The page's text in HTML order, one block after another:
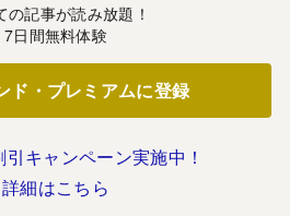
の記事が読み放題！
7日間無料体験
ド・プレミアムに登録
キャンペーン実施中！
詳細はこちら